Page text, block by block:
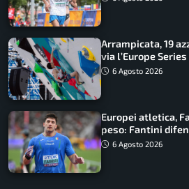
Arrampicata, 19
via l’Europe
per la Speed
6 Agosto 2026
Europei atletica,
peso: Fantini
martello
6 Agosto 2026